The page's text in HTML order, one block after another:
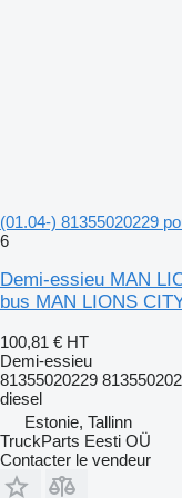
(01.04-) 81355020229
6
Demi-essieu MAN
bus MAN LIONS
100,81 € HT
Demi-essieu
81355020229
diesel
Estonie, Tallinn
TruckParts Eesti OÜ
Contacter le vendeur